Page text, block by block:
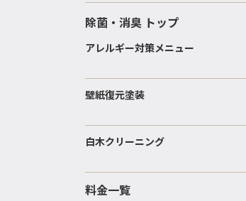
除菌・消臭 トップ
アレルギー対策メニュー
壁紙復元塗装
白木クリーニング
料金一覧